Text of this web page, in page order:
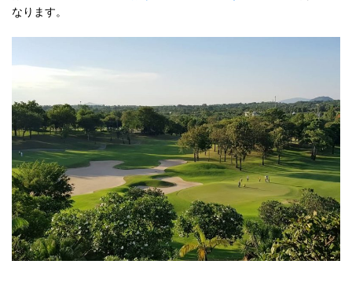
なります。